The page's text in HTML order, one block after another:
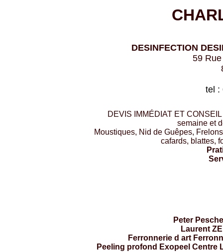
DESINFECTION
59
tel :
DEVIS IMMÉDIAT ET
semaine et
Moustiques, Nid de Guêpes,
cafards, blattes,
Peter
Laurent
Ferronnerie d art
Peeling profond Exopeel Centre